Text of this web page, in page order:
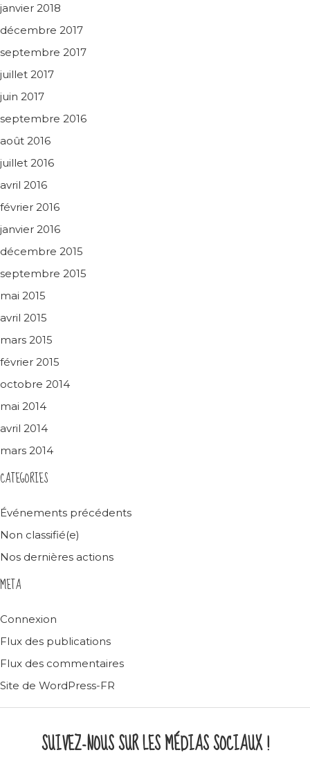
janvier 2018
décembre 2017
septembre 2017
juillet 2017
juin 2017
septembre 2016
août 2016
juillet 2016
avril 2016
février 2016
janvier 2016
décembre 2015
septembre 2015
mai 2015
avril 2015
mars 2015
février 2015
octobre 2014
mai 2014
avril 2014
mars 2014
CATEGORIES
Événements précédents
Non classifié(e)
Nos dernières actions
META
Connexion
Flux des publications
Flux des commentaires
Site de WordPress-FR
SUIVEZ-NOUS SUR LES MÉDIAS SOCIAUX !